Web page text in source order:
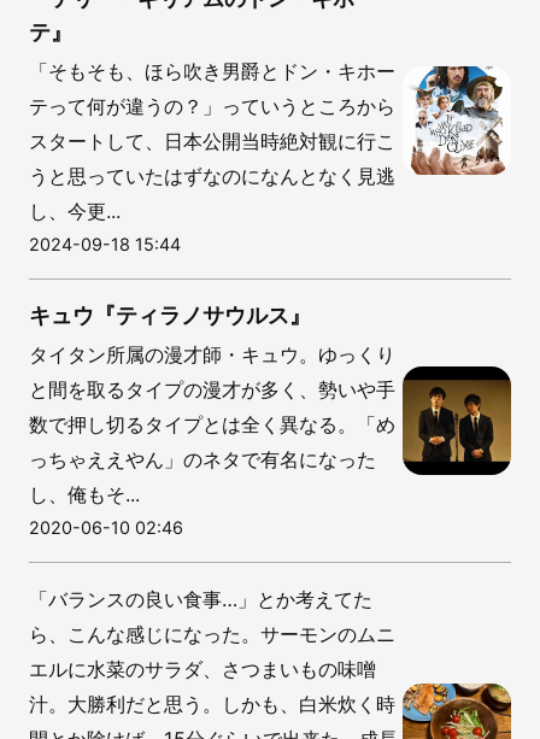
テ』
「そもそも、ほら吹き男爵とドン・キホー
テって何が違うの？」っていうところから
スタートして、日本公開当時絶対観に行こ
うと思っていたはずなのになんとなく見逃
し、今更...
2024-09-18 15:44
キュウ『ティラノサウルス』
タイタン所属の漫才師・キュウ。ゆっくり
と間を取るタイプの漫才が多く、勢いや手
数で押し切るタイプとは全く異なる。「め
っちゃええやん」のネタで有名になった
し、俺もそ...
2020-06-10 02:46
「バランスの良い食事…」とか考えてた
ら、こんな感じになった。サーモンのムニ
エルに水菜のサラダ、さつまいもの味噌
汁。大勝利だと思う。しかも、白米炊く時